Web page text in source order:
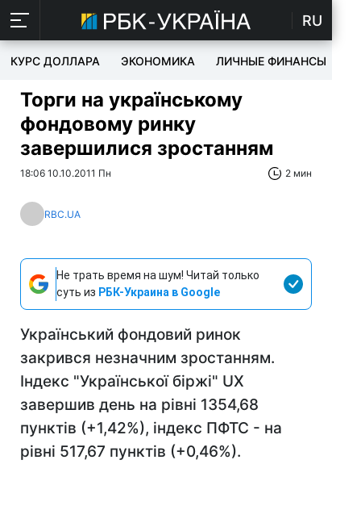
RU
КУРС ДОЛЛАРА ЭКОНОМИКА ЛИЧНЫЕ ФИНАНСЫ
Торги на українському
фондовому ринку
завершилися зростанням
18:06 10.10.2011 Пн 2 мин
RBC.UA
Не трать время на шум! Читай только
суть из РБК-Украина в Google
Український фондовий ринок
закрився незначним зростанням.
Індекс "Української біржі" UX
завершив день на рівні 1354,68
пунктів (+1,42%), індекс ПФТС - на
рівні 517,67 пунктів (+0,46%).